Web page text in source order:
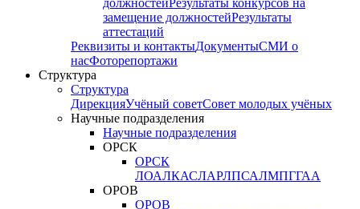
должностейРезультаты конкурсов на
замещение должностейРезультаты
аттестаций
Реквизиты и контактыДокументыСМИ о
насФоторепортажи
Структура
Структура
ДирекцияУчёный советСовет молодых учёных
Научные подразделения
Научные подразделения
ОРСК
ОРСК
ЛОАЛКАСЛАРЛПСАЛМПГГАА
ОРОВ
ОРОВ